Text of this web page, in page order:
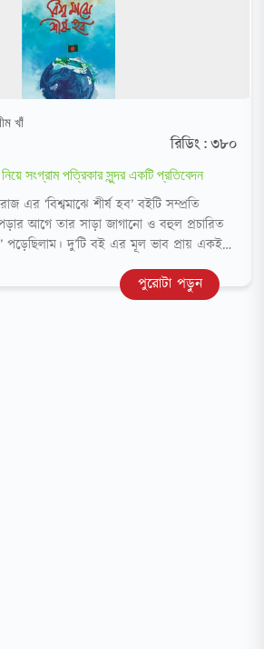
খাঁ
রিডিং : ৩৮০
সংগ্রাম পত্রিকার সুন্দর একটি প্রতিবেদন
এর ‘বিশ্বমাঝে শীর্ষ হব’ বইটি সম্প্রতি
আগে তার সাড়া জাগানো ও বহুল প্রচারিত
পড়েছিলাম। দু’টি বই এর মূল ভাব প্রায় একই
ছাত্র-ছাত্রী ও তরুণদের মনে উচ্চ আশা
জাগিয়ে তোলা, তাদেরকে পরিশ্রম ও সাধনা
পুরোটা পড়ুন